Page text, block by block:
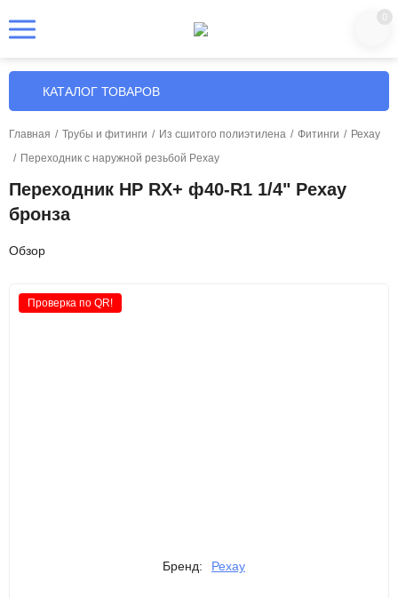
0
КАТАЛОГ ТОВАРОВ
Главная / Трубы и фитинги / Из сшитого полиэтилена / Фитинги / Рехау
/ Переходник с наружной резьбой Pexay
Переходник НР RX+ ф40-R1 1/4" Рехау
бронза
Обзор
Проверка по QR!
Бренд: Рехау